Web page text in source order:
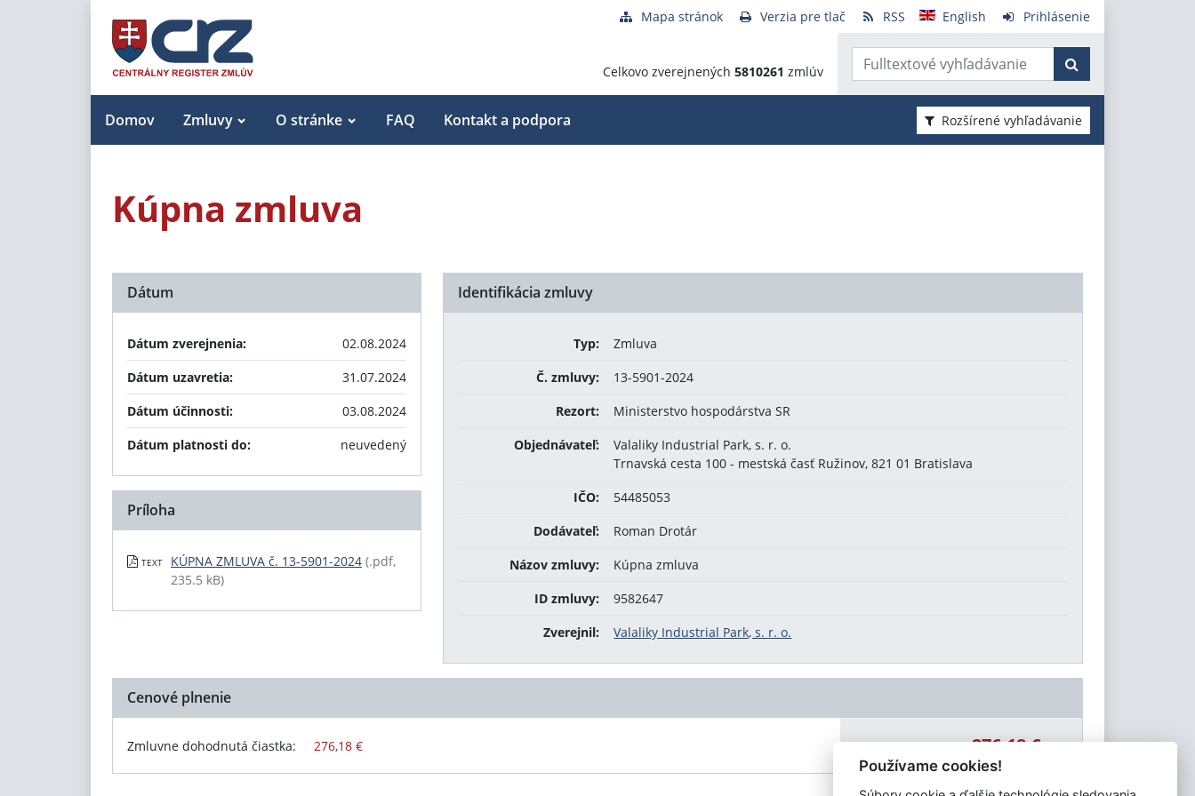
Mapa stránok Verzia pre tlač RSS English Prihlásenie
Celkovo zverejnených 5810261 zmlúv
Domov Zmluvy O stránke FAQ Kontakt a podpora Rozšírené vyhľadávanie
Kúpna zmluva
Identifikácia zmluvy
Typ:
Zmluva
Č. zmluvy:
13-5901-2024
Rezort:
Ministerstvo hospodárstva SR
Objednávateľ:
Valaliky Industrial Park, s. r. o.
Trnavská cesta 100 - mestská časť Ružinov, 821 01 Bratislava
IČO:
54485053
Dodávateľ:
Roman Drotár
Názov zmluvy:
Kúpna zmluva
ID zmluvy:
9582647
Zverejnil:
Valaliky Industrial Park, s. r. o.
Dátum
Dátum zverejnenia:
02.08.2024
Dátum uzavretia:
31.07.2024
Dátum účinnosti:
03.08.2024
Dátum platnosti do:
neuvedený
Príloha
TEXT KÚPNA ZMLUVA č. 13-5901-2024 (.pdf,
235.5 kB)
Cenové plnenie
Zmluvne dohodnutá čiastka: 276,18 € Celková čiastka: 276,18 €
Používame cookies!